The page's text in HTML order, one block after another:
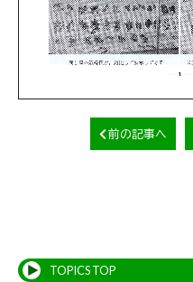
前の記事へ
TOPICS TOP